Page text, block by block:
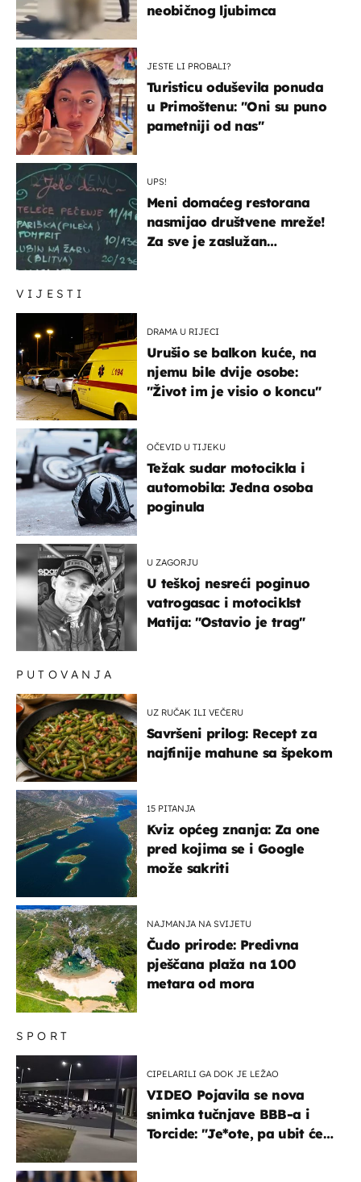
VIJESTI
DRAMA U RIJECI
Urušio se balkon kuće, na
njemu bile dvije osobe:
"Život im je visio o koncu"
OČEVID U TIJEKU
Težak sudar motocikla i
automobila: Jedna osoba
poginula
U ZAGORJU
U teškoj nesreći poginuo
vatrogasac i motociklst
Matija: "Ostavio je trag"
neobičnog ljubimca
JESTE LI PROBALI?
Turisticu oduševila ponuda
u Primoštenu: "Oni su puno
pametniji od nas"
UPS!
Meni domaćeg restorana
nasmijao društvene mreže!
Za sve je zaslužan
SPORT
CIPELARILI GA DOK JE LEŽAO
VIDEO Pojavila se nova
snimka tučnjave BBB-a i
Torcide: "Je*ote, pa ubit će
PUTOVANJA
UZ RUČAK ILI VEČERU
Savršeni prilog: Recept za
najfinije mahune sa špekom
15 PITANJA
Kviz općeg znanja: Za one
pred kojima se i Google
može sakriti
NAJMANJA NA SVIJETU
Čudo prirode: Predivna
pješčana plaža na 100
metara od mora